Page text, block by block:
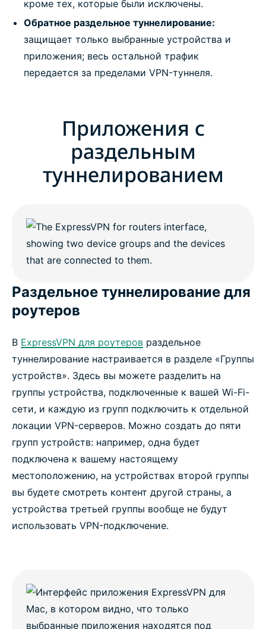
кроме тех, которые были исключены.
Обратное раздельное туннелирование:
защищает только выбранные устройства и
приложения; весь остальной трафик
передается за пределами VPN-туннеля.
Приложения с
раздельным
туннелированием
Раздельное туннелирование для
роутеров
В ExpressVPN для роутеров раздельное
туннелирование настраивается в разделе «Группы
устройств». Здесь вы можете разделить на
группы устройства, подключенные к вашей Wi-Fi-
сети, и каждую из групп подключить к отдельной
локации VPN-серверов. Можно создать до пяти
групп устройств: например, одна будет
подключена к вашему настоящему
местоположению, на устройствах второй группы
вы будете смотреть контент другой страны, а
устройства третьей группы вообще не будут
использовать VPN-подключение.